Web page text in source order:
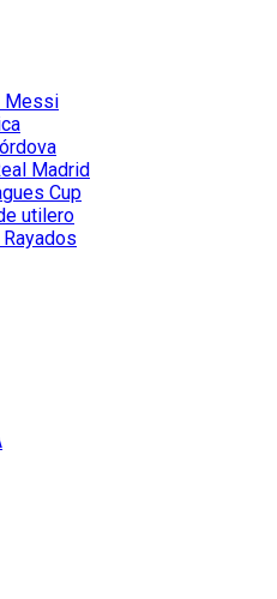
Messi
Madrid
Cup
utilero